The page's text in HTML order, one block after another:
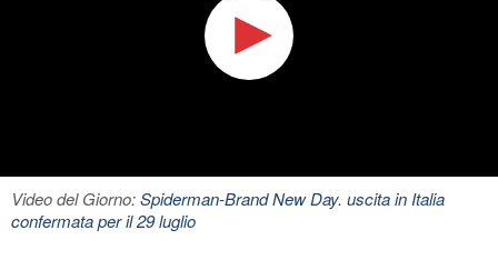
Video del Giorno:Spiderman-Brand New Day. uscita in Italia
confermata per il 29 luglio